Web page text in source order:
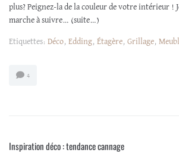
plus? Peignez-la de la couleur de votre intérieur !
marche à suivre… (suite…)
Etiquettes: Déco, Edding, Étagère, Grillage,
4
Inspiration déco : tendance cannage